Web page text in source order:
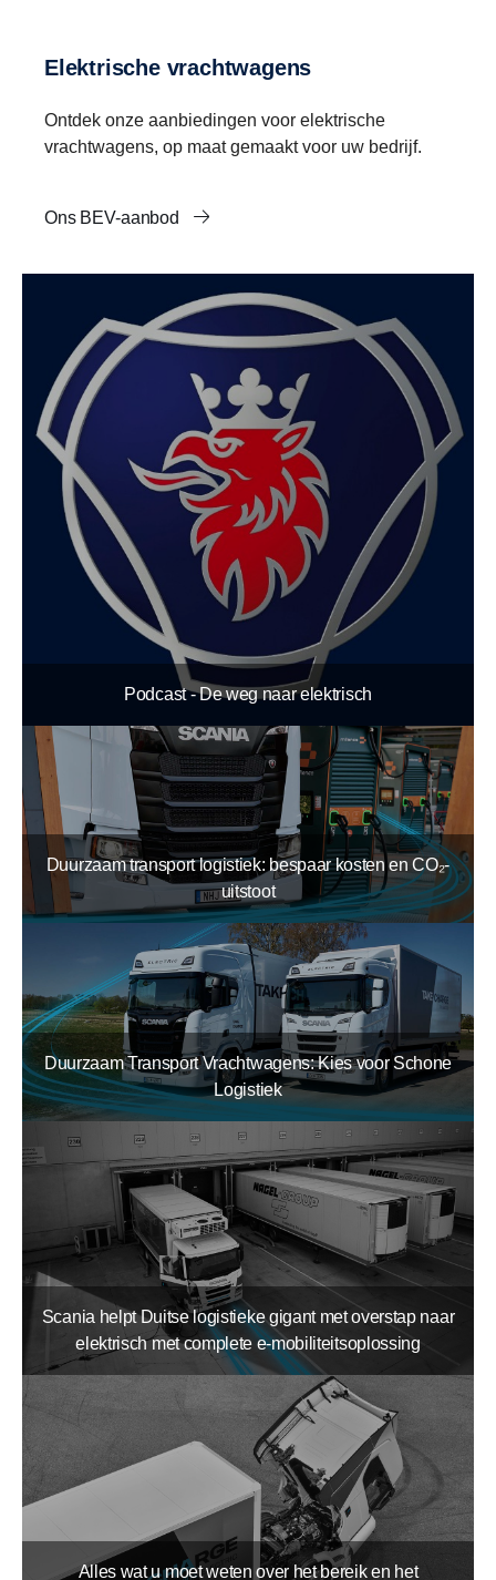
Elektrische vrachtwagens
Ontdek onze aanbiedingen voor elektrische
vrachtwagens, op maat gemaakt voor uw bedrijf.
Ons BEV-aanbod
Podcast - De weg naar elektrisch
Duurzaam transport logistiek: bespaar kosten en CO₂-
uitstoot
Duurzaam Transport Vrachtwagens: Kies voor Schone
Logistiek
Scania helpt Duitse logistieke gigant met overstap naar
elektrisch met complete e-mobiliteitsoplossing
Alles wat u moet weten over het bereik en het